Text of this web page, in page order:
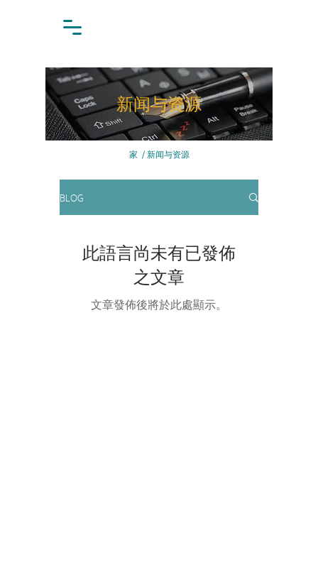
新闻与资源
家 / 新闻与资源
BLOG
此語言尚未有已發佈
之文章
文章發佈後將於此處顯示。